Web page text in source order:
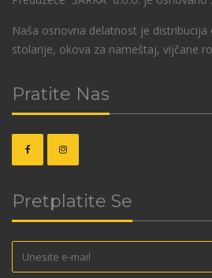
Naša osnovna delatnost je distribucija
stolarije, okova za nameštaj, vijčane
Pratite Nas
Pretplatite Se